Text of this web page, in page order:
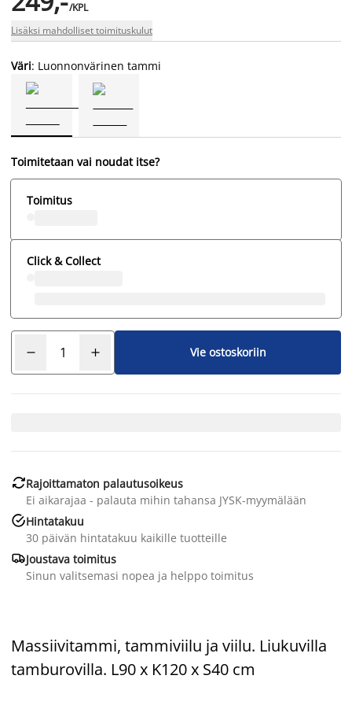
/KPL
Lisäksi mahdolliset toimituskulut
Väri: Luonnonvärinen tammi
Toimitetaan vai noudat itse?
Toimitus
Click & Collect
Vie ostoskoriin
Rajoittamaton palautusoikeus
Ei aikarajaa - palauta mihin tahansa JYSK-myymälään
Hintatakuu
30 päivän hintatakuu kaikille tuotteille
Joustava toimitus
Sinun valitsemasi nopea ja helppo toimitus
Massiivitammi, tammiviilu ja viilu. Liukuvilla
tamburovilla. L90 x K120 x S40 cm